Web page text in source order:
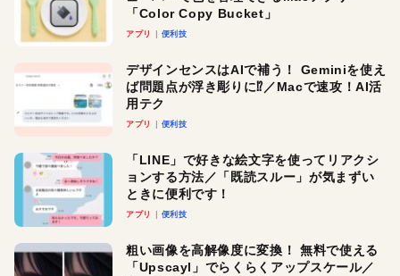
「Color Copy Bucket」
アプリ 便利技
デザインセンスはAIで補う！ Geminiを使え
ば問題点が浮き彫りに⁉︎／Macで速攻！AI活
用テク
アプリ 便利技
「LINE」で好きな絵文字を使ってリアクシ
ョンする方法／「既読スルー」が気まずい
ときに便利です！
アプリ 便利技
粗い画像を高解像度に変換！ 無料で使える
「Upscayl」でらくらくアップスケール／